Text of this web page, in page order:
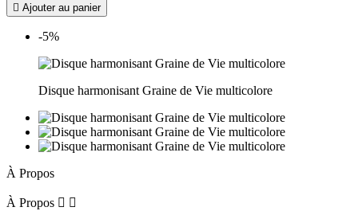
 Ajouter au panier
-5%
Disque harmonisant Graine de Vie multicolore
À Propos
À Propos  